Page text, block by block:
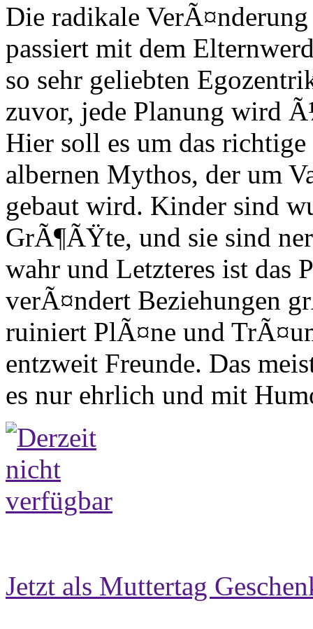
Die radikale
passiert mit dem
so sehr geliebten
zuvor, jede Planung wird
Hier soll es um das
albernen Mythos, der um
gebaut wird. Kinder sind
GrÃ¶ÃŸte, und sie sind
wahr und Letzteres ist das
verÃ¤ndert Beziehungen
ruiniert PlÃ¤ne und
entzweit Freunde. Das
es nur ehrlich und mit
Jetzt als Muttertag